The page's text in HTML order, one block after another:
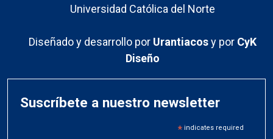
Universidad Católica del Norte
Diseñado y desarrollo por Urantiacosy por CyK
Diseño
Suscríbete a nuestro newsletter
*indicates required